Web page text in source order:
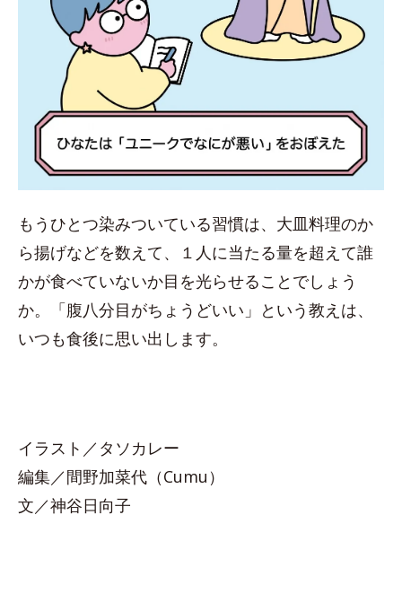
もうひとつ染みついている習慣は、大皿料理のか
ら揚げなどを数えて、１人に当たる量を超えて誰
かが食べていないか目を光らせることでしょう
か。「腹八分目がちょうどいい」という教えは、
いつも食後に思い出します。
イラスト／タソカレー
編集／間野加菜代（Cumu）
文／神谷日向子